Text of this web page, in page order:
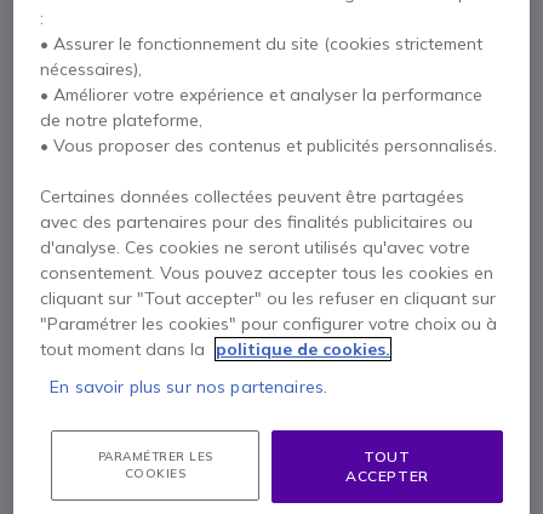
imprimantes ZT231.
318,95 €
Qté
DEVIS EN 4 HEURES
Épuisé
Payez en 4 sans frais (95,69 €)Afficher plus
Points Forts
:
• Assurer le fonctionnement du site (cookies strictement
nécessaires),
• Améliorer votre expérience et analyser la performance
de notre plateforme,
• Vous proposer des contenus et publicités personnalisés.
Certaines données collectées peuvent être partagées
avec des partenaires pour des finalités publicitaires ou
d'analyse. Ces cookies ne seront utilisés qu'avec votre
consentement. Vous pouvez accepter tous les cookies en
cliquant sur "Tout accepter" ou les refuser en cliquant sur
"Paramétrer les cookies" pour configurer votre choix ou à
tout moment dans la
politique de cookies.
En savoir plus sur nos partenaires.
PARAMÉTRER LES
COOKIES
TOUT
ACCEPTER